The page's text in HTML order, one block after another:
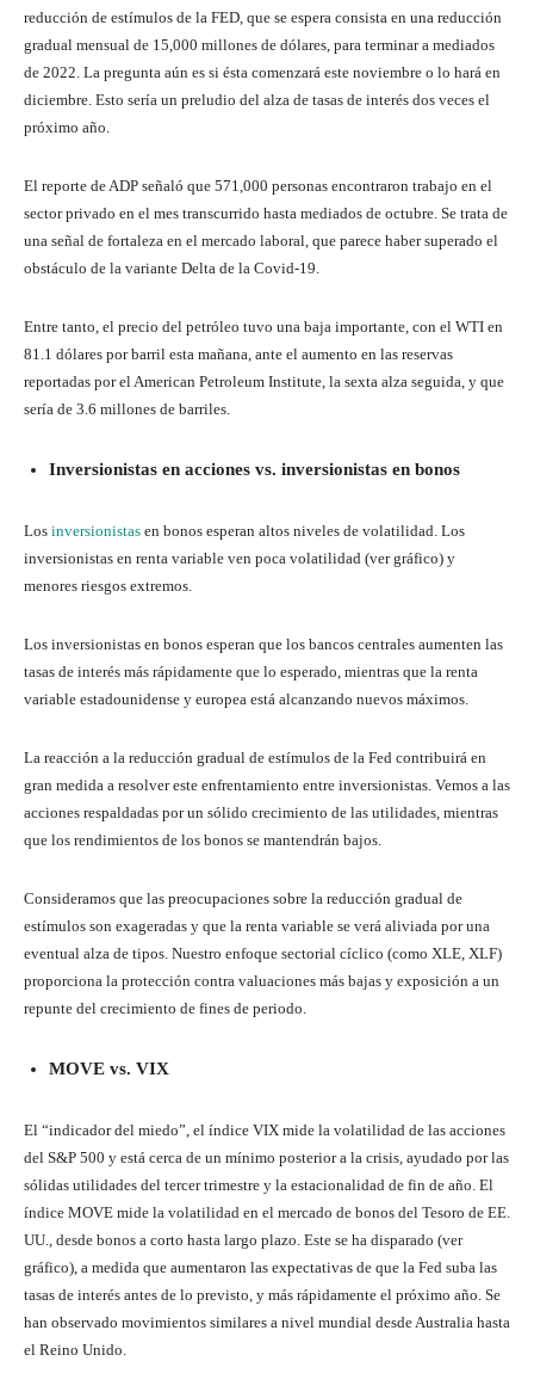
reducción de estímulos de la FED, que se espera consista en una reducción
gradual mensual de 15,000 millones de dólares, para terminar a mediados
de 2022. La pregunta aún es si ésta comenzará este noviembre o lo hará en
diciembre. Esto sería un preludio del alza de tasas de interés dos veces el
próximo año.
El reporte de ADP señaló que 571,000 personas encontraron trabajo en el
sector privado en el mes transcurrido hasta mediados de octubre. Se trata de
una señal de fortaleza en el mercado laboral, que parece haber superado el
obstáculo de la variante Delta de la Covid-19.
Entre tanto, el precio del petróleo tuvo una baja importante, con el WTI en
81.1 dólares por barril esta mañana, ante el aumento en las reservas
reportadas por el American Petroleum Institute, la sexta alza seguida, y que
sería de 3.6 millones de barriles.
Inversionistas en acciones vs. inversionistas en bonos
Los inversionistas en bonos esperan altos niveles de volatilidad. Los
inversionistas en renta variable ven poca volatilidad (ver gráfico) y
menores riesgos extremos.
Los inversionistas en bonos esperan que los bancos centrales aumenten las
tasas de interés más rápidamente que lo esperado, mientras que la renta
variable estadounidense y europea está alcanzando nuevos máximos.
La reacción a la reducción gradual de estímulos de la Fed contribuirá en
gran medida a resolver este enfrentamiento entre inversionistas. Vemos a las
acciones respaldadas por un sólido crecimiento de las utilidades, mientras
que los rendimientos de los bonos se mantendrán bajos.
Consideramos que las preocupaciones sobre la reducción gradual de
estímulos son exageradas y que la renta variable se verá aliviada por una
eventual alza de tipos. Nuestro enfoque sectorial cíclico (como XLE, XLF)
proporciona la protección contra valuaciones más bajas y exposición a un
repunte del crecimiento de fines de periodo.
MOVE vs. VIX
El “indicador del miedo”, el índice VIX mide la volatilidad de las acciones
del S&P 500 y está cerca de un mínimo posterior a la crisis, ayudado por las
sólidas utilidades del tercer trimestre y la estacionalidad de fin de año. El
índice MOVE mide la volatilidad en el mercado de bonos del Tesoro de EE.
UU., desde bonos a corto hasta largo plazo. Este se ha disparado (ver
gráfico), a medida que aumentaron las expectativas de que la Fed suba las
tasas de interés antes de lo previsto, y más rápidamente el próximo año. Se
han observado movimientos similares a nivel mundial desde Australia hasta
el Reino Unido.